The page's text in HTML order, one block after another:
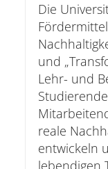
Die
und
Lehr- und
reale
entwickeln